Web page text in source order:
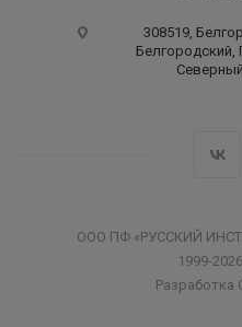
308519,
ООО ПФ «РУССКИЙ
1999-
Разработка